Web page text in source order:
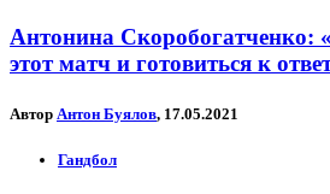
Антонина Скоробогатченко:
этот матч и готовиться к
Автор Антон Буялов, 17.05.2021
Гандбол